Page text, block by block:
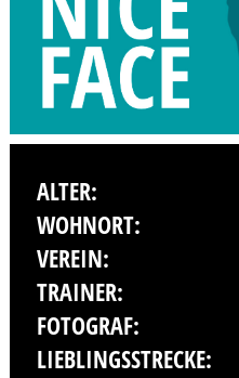
ALTER:
WOHNORT:
VEREIN:
TRAINER:
FOTOGRAF:
LIEBLINGSSTRECKE: